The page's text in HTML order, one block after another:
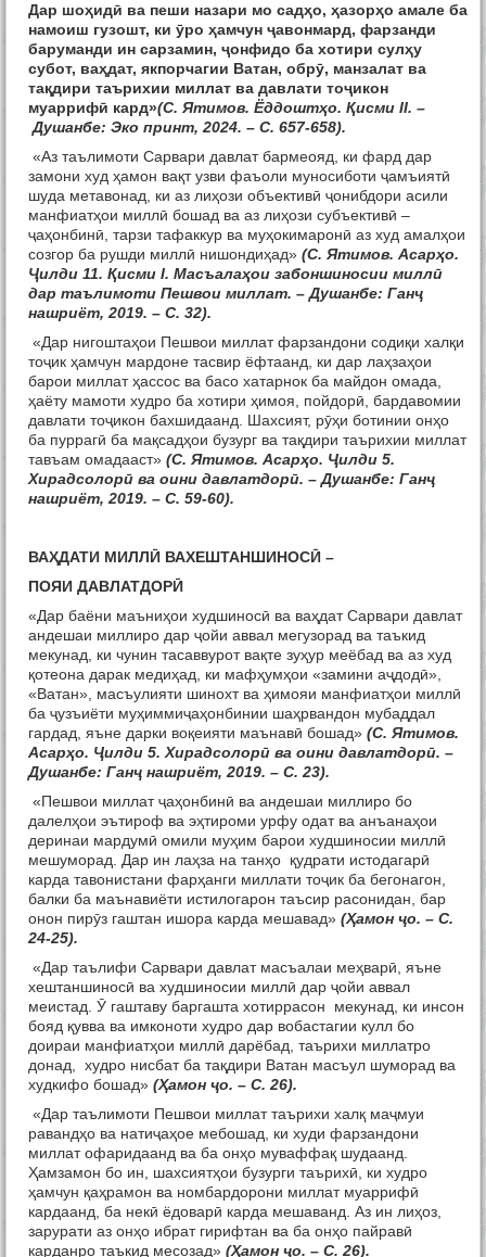
Дар шоҳидӣ ва пеши назари мо садҳо, ҳазорҳо амале ба
намоиш гузошт, ки ӯро ҳамчун ҷавонмард, фарзанди
баруманди ин сарзамин, ҷонфидо ба хотири сулҳу
субот, ваҳдат, якпорчагии Ватан, обрӯ, манзалат ва
тақдири таърихии миллат ва давлати тоҷикон
муаррифӣ кард»(С. Ятимов. Ёддоштҳо. Қисми II. –
Душанбе: Эко принт, 2024. – С. 657-658).
«Аз таълимоти Сарвари давлат бармеояд, ки фард дар
замони худ ҳамон вақт узви фаъоли муносиботи ҷамъиятӣ
шуда метавонад, ки аз лиҳози объективӣ ҷонибдори асили
манфиатҳои миллӣ бошад ва аз лиҳози субъективӣ –
ҷаҳонбинӣ, тарзи тафаккур ва муҳокимаронӣ аз худ амалҳои
созгор ба рушди миллӣ нишондиҳад» (С. Ятимов. Асарҳо.
Ҷилди 11. Қисми I. Масъалаҳои забоншиносии миллӣ
дар таълимоти Пешвои миллат. – Душанбе: Ганҷ
нашриёт, 2019. – С. 32).
«Дар нигоштаҳои Пешвои миллат фарзандони содиқи халқи
тоҷик ҳамчун мардоне тасвир ёфтаанд, ки дар лаҳзаҳои
барои миллат ҳассос ва басо хатарнок ба майдон омада,
ҳаёту мамоти худро ба хотири ҳимоя, пойдорӣ, бардавомии
давлати тоҷикон бахшидаанд. Шахсият, рӯҳи ботинии онҳо
ба пуррагӣ ба мақсадҳои бузург ва тақдири таърихии миллат
тавъам омадааст» (С. Ятимов. Асарҳо. Ҷилди 5.
Хирадсолорӣ ва оини давлатдорӣ. – Душанбе: Ганҷ
нашриёт, 2019. – С. 59-60).
ВАҲДАТИ МИЛЛӢ ВАХЕШТАНШИНОСӢ –
ПОЯИ ДАВЛАТДОРӢ
«Дар баёни маъниҳои худшиносӣ ва ваҳдат Сарвари давлат
андешаи миллиро дар ҷойи аввал мегузорад ва таъкид
мекунад, ки чунин тасаввурот вақте зуҳур меёбад ва аз худ
қотеона дарак медиҳад, ки мафҳумҳои «замини аҷдодӣ»,
«Ватан», масъулияти шинохт ва ҳимояи манфиатҳои миллӣ
ба ҷузъиёти муҳиммиҷаҳонбинии шаҳрвандон мубаддал
гардад, яъне дарки воқеияти маънавӣ бошад» (С. Ятимов.
Асарҳо. Ҷилди 5. Хирадсолорӣ ва оини давлатдорӣ. –
Душанбе: Ганҷ нашриёт, 2019. – С. 23).
«Пешвои миллат ҷаҳонбинӣ ва андешаи миллиро бо
далелҳои эътироф ва эҳтироми урфу одат ва анъанаҳои
деринаи мардумӣ омили муҳим барои худшиносии миллӣ
мешуморад. Дар ин лаҳза на танҳо қудрати истодагарӣ
карда тавонистани фарҳанги миллати тоҷик ба бегонагон,
балки ба маънавиёти истилогарон таъсир расонидан, бар
онон пирӯз гаштан ишора карда мешавад» (Ҳамон ҷо. – С.
24-25).
«Дар таълифи Сарвари давлат масъалаи меҳварӣ, яъне
хештаншиносӣ ва худшиносии миллӣ дар ҷойи аввал
меистад. Ӯ гаштаву баргашта хотиррасон мекунад, ки инсон
бояд қувва ва имконоти худро дар вобастагии кулл бо
доираи манфиатҳои миллӣ дарёбад, таърихи миллатро
донад, худро нисбат ба тақдири Ватан масъул шуморад ва
худкифо бошад» (Ҳамон ҷо. – С. 26).
«Дар таълимоти Пешвои миллат таърихи халқ маҷмуи
равандҳо ва натиҷаҳое мебошад, ки худи фарзандони
миллат офаридаанд ва ба онҳо муваффақ шудаанд.
Ҳамзамон бо ин, шахсиятҳои бузурги таърихӣ, ки худро
ҳамчун қаҳрамон ва номбардорони миллат муаррифӣ
кардаанд, ба некӣ ёдоварӣ карда мешаванд. Аз ин лиҳоз,
зарурати аз онҳо ибрат гирифтан ва ба онҳо пайравӣ
карданро таъкид месозад» (Ҳамон ҷо. – С. 26).